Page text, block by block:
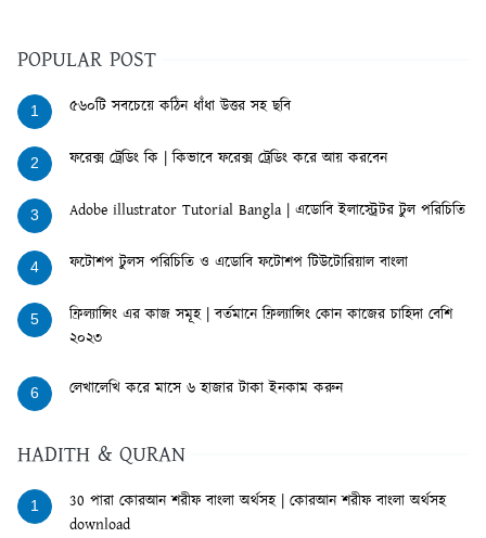
POPULAR POST
1 ৫৬০টি সবচেয়ে কঠিন ধাঁধা উত্তর সহ ছবি
2 ফরেক্স ট্রেডিং কি | কিভাবে ফরেক্স ট্রেডিং করে আয় করবেন
3 Adobe illustrator Tutorial Bangla | এডোবি ইলাস্ট্রেটর টুল পরিচিতি
4 ফটোশপ টুলস পরিচিতি ও এডোবি ফটোশপ টিউটোরিয়াল বাংলা
5
ফ্রিল্যান্সিং এর কাজ সমূহ | বর্তমানে ফ্রিল্যান্সিং কোন কাজের চাহিদা বেশি
২০২৩
6 লেখালেখি করে মাসে ৬ হাজার টাকা ইনকাম করুন
HADITH & QURAN
1
30 পারা কোরআন শরীফ বাংলা অর্থসহ | কোরআন শরীফ বাংলা অর্থসহ
download